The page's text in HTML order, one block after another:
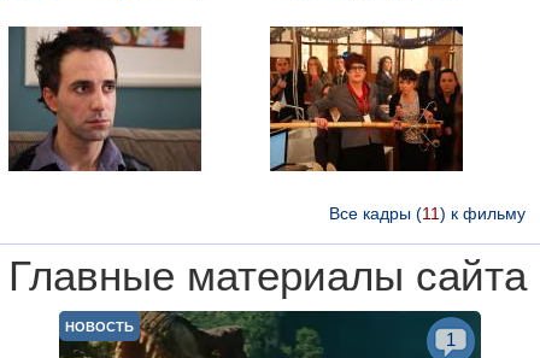
Все кадры (11) к фильму
Главные материалы сайта
НОВОСТЬ
1